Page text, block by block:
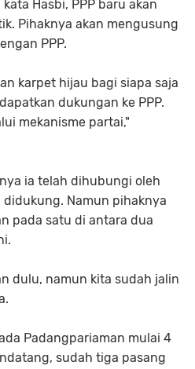
Hasbi, PPP baru akan
Pihaknya akan mengusung
PPP.
karpet hijau bagi siapa saja
dukungan ke PPP.
mekanisme partai,"
ia telah dihubungi oleh
Namun pihaknya
pada satu di antara dua
dulu, namun kita sudah jalin
Padangpariaman mulai 4
sudah tiga pasang